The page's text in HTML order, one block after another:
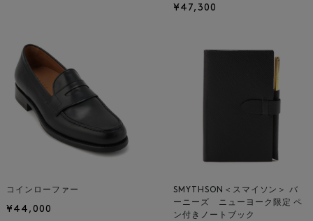
¥47,300
コインローファー
¥44,000
SMYTHSON＜スマイソン＞ バ
ーニーズ ニューヨーク限定 ペ
ン付きノートブック